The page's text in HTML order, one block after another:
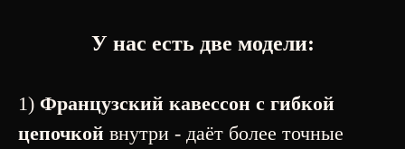
У нас есть две модели:
1) Французский кавессон с гибкой
цепочкой внутри - даёт более точные